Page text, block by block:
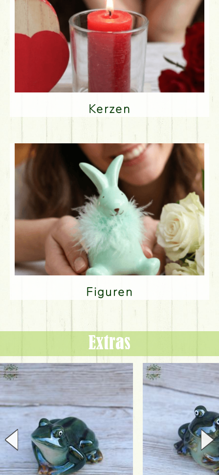
Kerzen
Figuren
Extras